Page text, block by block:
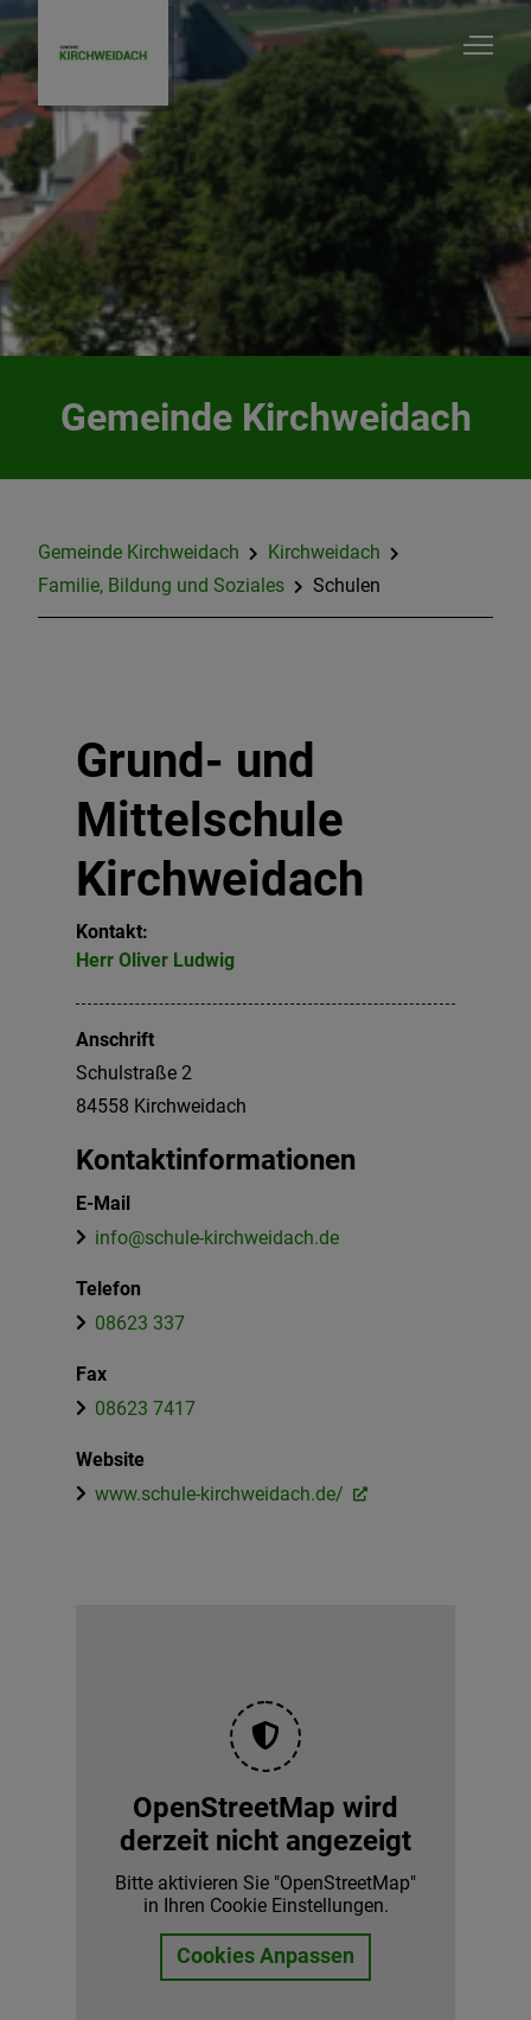
Kirchweidach
Startseite
Sturzflut- Risikomanagement
Fernwärme
Gemeinde Kirchweidach
Gemeinde Kirchweidach
Kirchweidach
Familie, Bildung und Soziales
Schulen
Grund- und
Mittelschule
Kirchweidach
Kontakt:
Herr Oliver Ludwig
Anschrift
Schulstraße 2
84558 Kirchweidach
Kontaktinformationen
E-Mail
info@schule-kirchweidach.de
Telefon
08623 337
Fax
08623 7417
Website
www.schule-kirchweidach.de/
OpenStreetMap wird
derzeit nicht angezeigt
Bitte aktivieren Sie "OpenStreetMap"
in Ihren Cookie Einstellungen.
Cookies Anpassen